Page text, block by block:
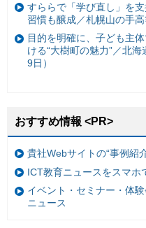
すららで「学び直し」を
習慣も醸成／札幌山の手
目的を明確に、子ども主
ける“大樹町の魅力”／北
9日）
おすすめ情報 <PR>
貴社Webサイトの“事例紹
ICT教育ニュースをスマホ
イベント・セミナー・体
ニュース